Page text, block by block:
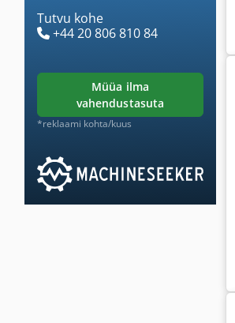
Tutvu kohe
+44 20 806 810 84
müüa ilma
vahendustasuta
*reklaami kohta/kuus